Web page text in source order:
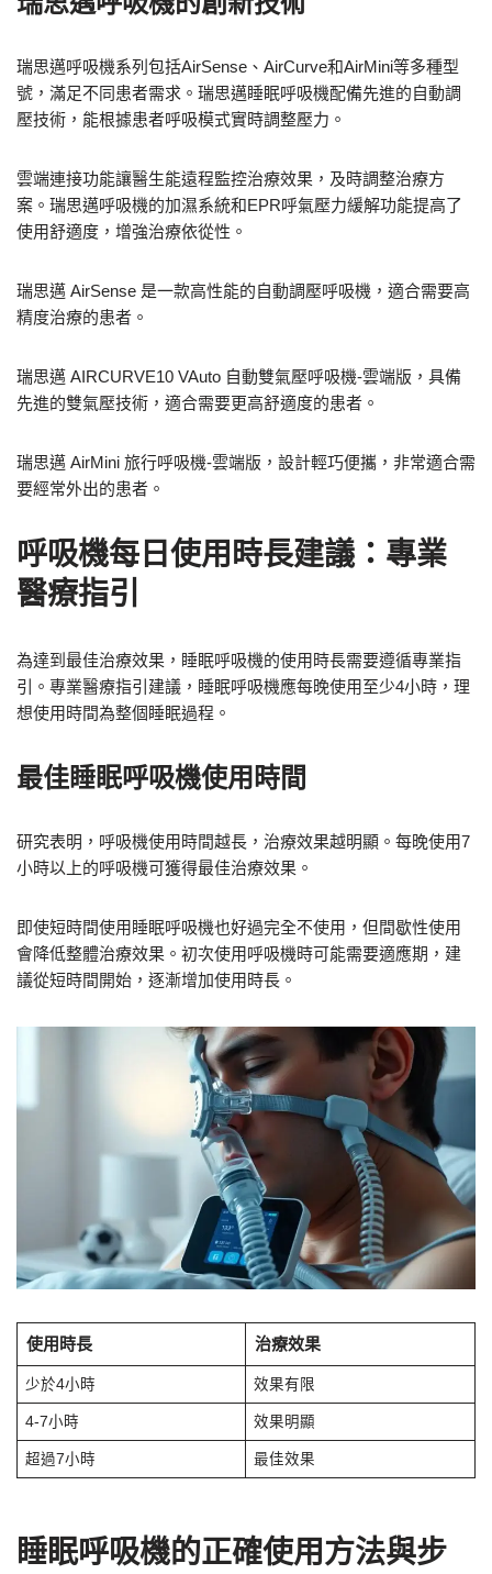
瑞思邁呼吸機系列包括AirSense、AirCurve和AirMini等多種型
號，滿足不同患者需求。瑞思邁睡眠呼吸機配備先進的自動調
壓技術，能根據患者呼吸模式實時調整壓力。
雲端連接功能讓醫生能遠程監控治療效果，及時調整治療方
案。瑞思邁呼吸機的加濕系統和EPR呼氣壓力緩解功能提高了
使用舒適度，增強治療依從性。
瑞思邁 AirSense 是一款高性能的自動調壓呼吸機，適合需要高
精度治療的患者。
瑞思邁 AIRCURVE10 VAuto 自動雙氣壓呼吸機-雲端版，具備
先進的雙氣壓技術，適合需要更高舒適度的患者。
瑞思邁 AirMini 旅行呼吸機-雲端版，設計輕巧便攜，非常適合需
要經常外出的患者。
呼吸機每日使用時長建議：專業
醫療指引
為達到最佳治療效果，睡眠呼吸機的使用時長需要遵循專業指
引。專業醫療指引建議，睡眠呼吸機應每晚使用至少4小時，理
想使用時間為整個睡眠過程。
最佳睡眠呼吸機使用時間
研究表明，呼吸機使用時間越長，治療效果越明顯。每晚使用7
小時以上的呼吸機可獲得最佳治療效果。
即使短時間使用睡眠呼吸機也好過完全不使用，但間歇性使用
會降低整體治療效果。初次使用呼吸機時可能需要適應期，建
議從短時間開始，逐漸增加使用時長。
使用時長 治療效果
少於4小時 效果有限
4-7小時 效果明顯
超過7小時 最佳效果
睡眠呼吸機的正確使用方法與步